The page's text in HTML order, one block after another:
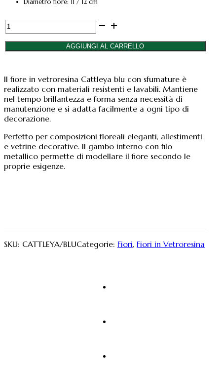
Fiore
artificiale
in
vetroresina
con
sfumature
bianche
quantità
AGGIUNGI AL CARRELLO
Il fiore in vetroresina Cattleya blu con sfumature è
realizzato con materiali resistenti e lavabili. Mantiene
nel tempo brillantezza e forma senza necessità di
manutenzione e si adatta facilmente a ogni tipo di
decorazione.
Perfetto per composizioni floreali eleganti, allestimenti
e vetrine decorative. Il gambo interno con filo
metallico permette di modellare il fiore secondo le
proprie esigenze.
SKU: CATTLEYA/BLUCategorie: Fiori, Fiori in Vetroresina